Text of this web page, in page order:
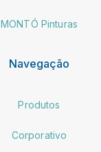
MONTÓ Pinturas
Navegação
Produtos
Corporativo